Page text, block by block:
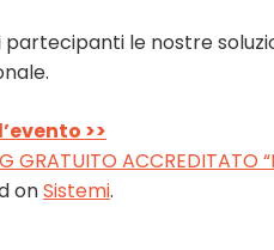
partecipanti le nostre
>>
GRATUITO
onSistemi.